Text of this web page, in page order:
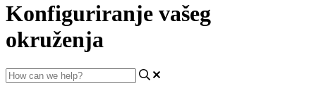
Konfiguriranje vašeg
okruženja